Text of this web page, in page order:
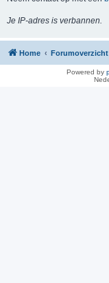
Je IP-adres is verbannen.
Home Forumoverzicht
Powered by